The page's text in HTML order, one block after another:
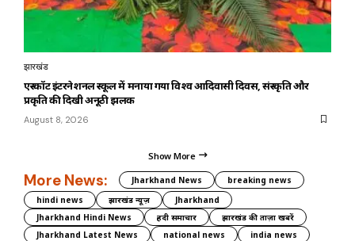
झारखंड
एस्कॉट इंटरनेशनल स्कूल में मनाया गया विश्व आदिवासी दिवस, संस्कृति और
प्रकृति की दिखी अनूठी झलक
August 8, 2026
Show More
More News: Jharkhand News
breaking news
hindi news
झारखंड न्यूज़
Jharkhand
Jharkhand Hindi News
हिंदी समाचार
झारखंड की ताज़ा खबरें
Jharkhand Latest News
national news
india news